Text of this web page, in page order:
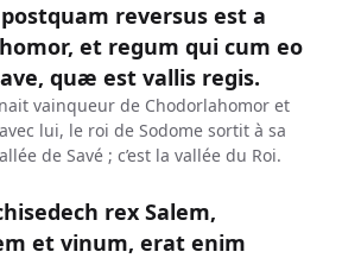
reversus est a
et regum qui cum eo
quæ est vallis regis.
vainqueur de Chodorlahomor et
lui, le roi de Sodome sortit à sa
de Savé ; c’est la vallée du Roi.
rex Salem,
et vinum, erat enim